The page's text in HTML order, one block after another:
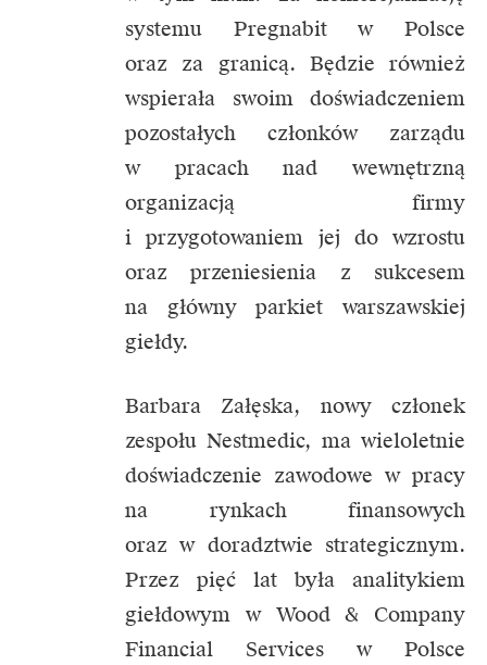
systemu Pregnabit w Polsce
oraz za granicą. Będzie również
wspierała swoim doświadczeniem
pozostałych członków zarządu
w pracach nad wewnętrzną
organizacją firmy
i przygotowaniem jej do wzrostu
oraz przeniesienia z sukcesem
na główny parkiet warszawskiej
giełdy.
Barbara Załęska, nowy członek
zespołu Nestmedic, ma wieloletnie
doświadczenie zawodowe w pracy
na rynkach finansowych
oraz w doradztwie strategicznym.
Przez pięć lat była analitykiem
giełdowym w Wood & Company
Financial Services w Polsce